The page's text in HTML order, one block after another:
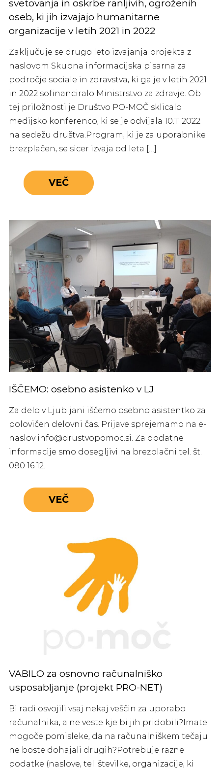
svetovanja in oskrbe ranljivih, ogroženih
oseb, ki jih izvajajo humanitarne
organizacije v letih 2021 in 2022
Zaključuje se drugo leto izvajanja projekta z
naslovom Skupna informacijska pisarna za
področje sociale in zdravstva, ki ga je v letih 2021
in 2022 sofinanciralo Ministrstvo za zdravje. Ob
tej priložnosti je Društvo PO-MOČ sklicalo
medijsko konferenco, ki se je odvijala 10.11.2022
na sedežu društva.Program, ki je za uporabnike
brezplačen, se sicer izvaja od leta […]
VEČ
IŠČEMO: osebno asistenko v LJ
Za delo v Ljubljani iščemo osebno asistentko za
polovičen delovni čas. Prijave sprejemamo na e-
naslov info@drustvopomoc.si. Za dodatne
informacije smo dosegljivi na brezplačni tel. št.
080 16 12.
VEČ
VABILO za osnovno računalniško
usposabljanje (projekt PRO-NET)
Bi radi osvojili vsaj nekaj veščin za uporabo
računalnika, a ne veste kje bi jih pridobili?Imate
mogoče pomisleke, da na računalniškem tečaju
ne boste dohajali drugih?Potrebuje razne
podatke (naslove, tel. številke, organizacije, ki